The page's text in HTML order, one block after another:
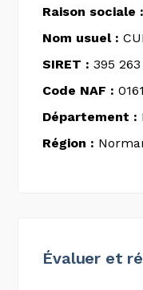
Raison sociale :
Nom usuel :
SIRET : 395
Code NAF :
Département :
Région :
Évaluer et